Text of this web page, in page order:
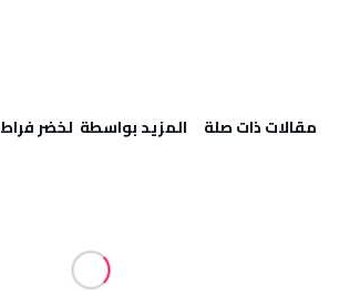
‫مقالات ذات صلة‬ ‫‫المزيد بواسطة‬ ‬ لخضر فراط